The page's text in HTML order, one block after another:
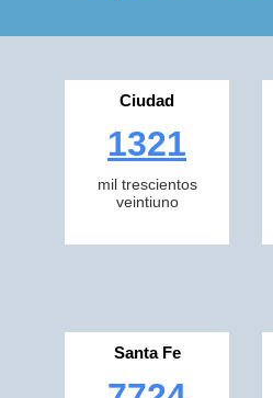
Ciudad
1321
mil trescientos
veintiuno
Santa Fe